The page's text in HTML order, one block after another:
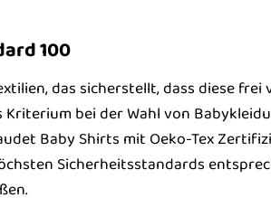
100
das sicherstellt, dass diese frei
bei der Wahl von
Baby Shirts mit Oeko-Tex
Sicherheitsstandards